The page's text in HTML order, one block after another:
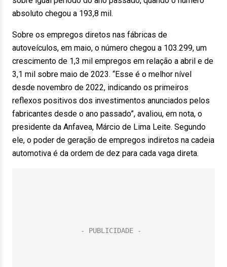
absoluto chegou a 193,8 mil.
Sobre os empregos diretos nas fábricas de
autoveículos, em maio, o número chegou a 103.299, um
crescimento de 1,3 mil empregos em relação a abril e de
3,1 mil sobre maio de 2023. “Esse é o melhor nível
desde novembro de 2022, indicando os primeiros
reflexos positivos dos investimentos anunciados pelos
fabricantes desde o ano passado”, avaliou, em nota, o
presidente da Anfavea, Márcio de Lima Leite. Segundo
ele, o poder de geração de empregos indiretos na cadeia
automotiva é da ordem de dez para cada vaga direta.